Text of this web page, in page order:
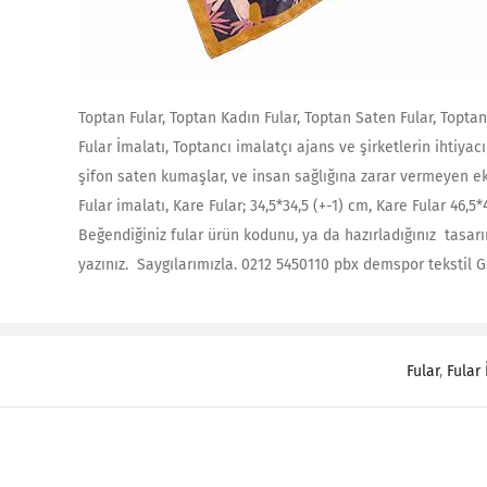
Toptan Fular, Toptan Kadın Fular, Toptan Saten Fular,
Fular İmalatı, Toptancı imalatçı ajans ve şirketlerin
şifon saten kumaşlar, ve insan sağlığına zarar vermeyen
Fular imalatı, Kare Fular; 34,5*34,5 (+-1) cm, Kare Fular
Beğendiğiniz fular ürün kodunu, ya da hazırladığınız
yazınız. Saygılarımızla. 0212 5450110 pbx demspor tekstil
Fular, Fular